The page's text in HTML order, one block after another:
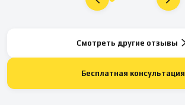
Смотреть другие отзывы
Бесплатная консультация